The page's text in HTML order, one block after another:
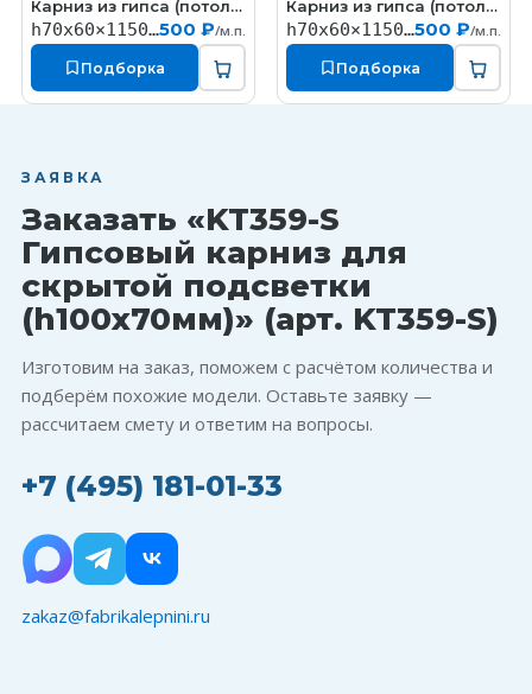
КT327Карниз из гипса (потолочный плинтус) (h70x60мм)
h70x60×1150мм500 ₽/м.п.
Подборка
КT324Карниз из гипса (потолочный плинтус) (h70x60мм)
h70x60×1150мм500 ₽/м.п.
Подборка
ЗАЯВКА
Заказать «KT359-S
Гипсовый карниз для
скрытой подсветки
(h100x70мм)» (арт. KT359-S)
Изготовим на заказ, поможем с расчётом количества и
подберём похожие модели. Оставьте заявку —
рассчитаем смету и ответим на вопросы.
+7 (495) 181-01-33
zakaz@fabrikalepnini.ru